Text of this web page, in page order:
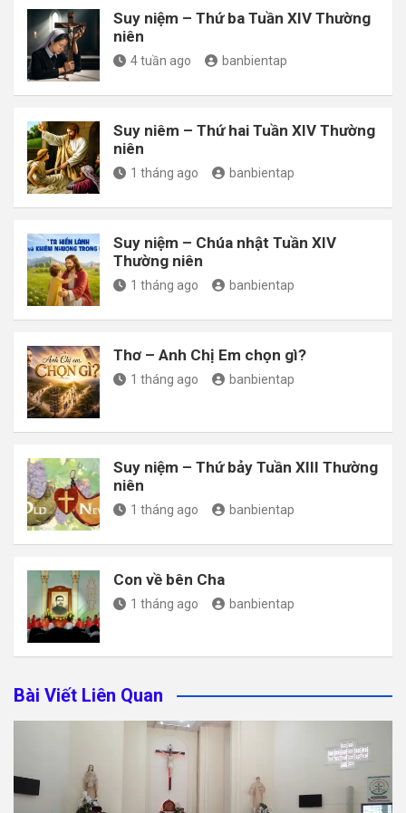
Suy niệm – Thứ ba Tuần XIV Thường
niên
4 tuần ago banbientap
Suy niêm – Thứ hai Tuần XIV Thường
niên
1 tháng ago banbientap
Suy niệm – Chúa nhật Tuần XIV
Thường niên
1 tháng ago banbientap
Thơ – Anh Chị Em chọn gì?
1 tháng ago banbientap
Suy niệm – Thứ bảy Tuần XIII Thường
niên
1 tháng ago banbientap
Con về bên Cha
1 tháng ago banbientap
Bài Viết Liên Quan